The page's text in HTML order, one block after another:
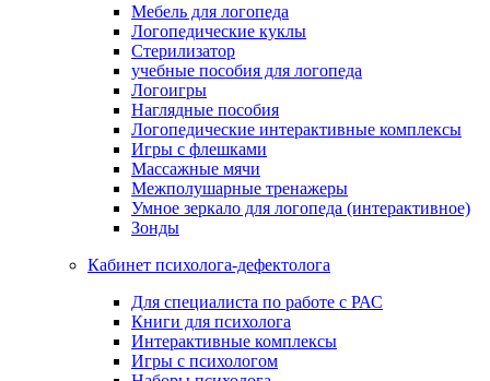
Мебель для логопеда
Логопедические куклы
Стерилизатор
учебные пособия для логопеда
Логоигры
Наглядные пособия
Логопедические интерактивные комплексы
Игры с флешками
Массажные мячи
Межполушарные тренажеры
Умное зеркало для логопеда (интерактивное)
Зонды
Кабинет психолога-дефектолога
Для специалиста по работе с РАС
Книги для психолога
Интерактивные комплексы
Игры с психологом